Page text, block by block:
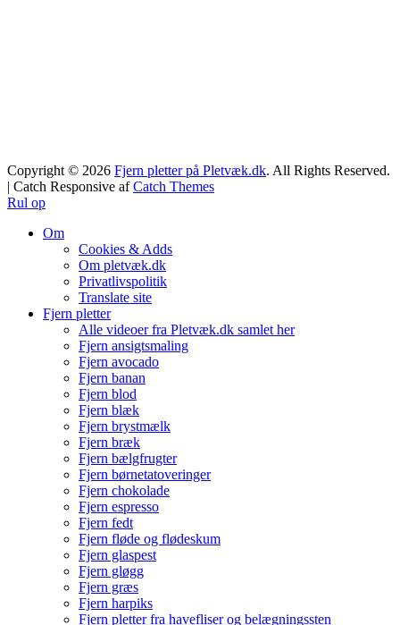
Copyright © 2026 Fjern pletter på Pletvæk.dk. All Rights Reserved.
| Catch Responsive afCatch Themes
Rul op
Om
Cookies & Adds
Om pletvæk.dk
Privatlivspolitik
Translate site
Fjern pletter
Alle videoer fra Pletvæk.dk samlet her
Fjern ansigtsmaling
Fjern avocado
Fjern banan
Fjern blod
Fjern blæk
Fjern brystmælk
Fjern bræk
Fjern bælgfrugter
Fjern børnetatoveringer
Fjern chokolade
Fjern espresso
Fjern fedt
Fjern fløde og flødeskum
Fjern glaspest
Fjern gløgg
Fjern græs
Fjern harpiks
Fjern pletter fra havefliser og belægningssten